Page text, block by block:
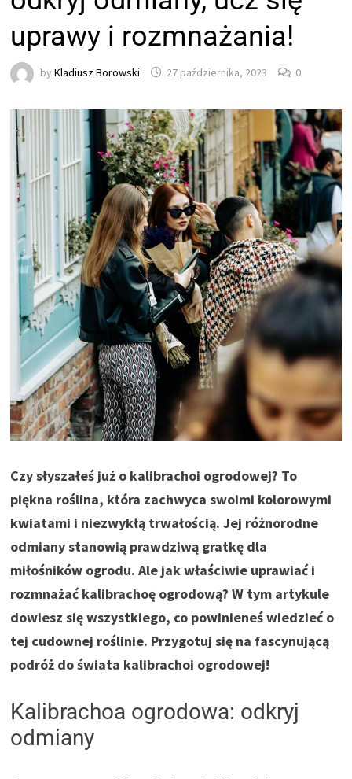
uprawy i rozmnażania!
byKladiusz Borowski 27 października, 2023 0
Czy słyszałeś już o kalibrachoi ogrodowej? To
piękna roślina, która zachwyca swoimi kolorowymi
kwiatami i niezwykłą trwałością. Jej różnorodne
odmiany stanowią prawdziwą gratkę dla
miłośników ogrodu. Ale jak właściwie uprawiać i
rozmnażać kalibrachoę ogrodową? W tym artykule
dowiesz się wszystkiego, co powinieneś wiedzieć o
tej cudownej roślinie. Przygotuj się na fascynującą
podróż do świata kalibrachoi ogrodowej!
Kalibrachoa ogrodowa: odkryj
odmiany